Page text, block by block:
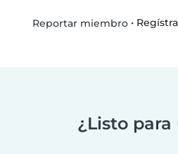
Reportar miembro•
¿Listo